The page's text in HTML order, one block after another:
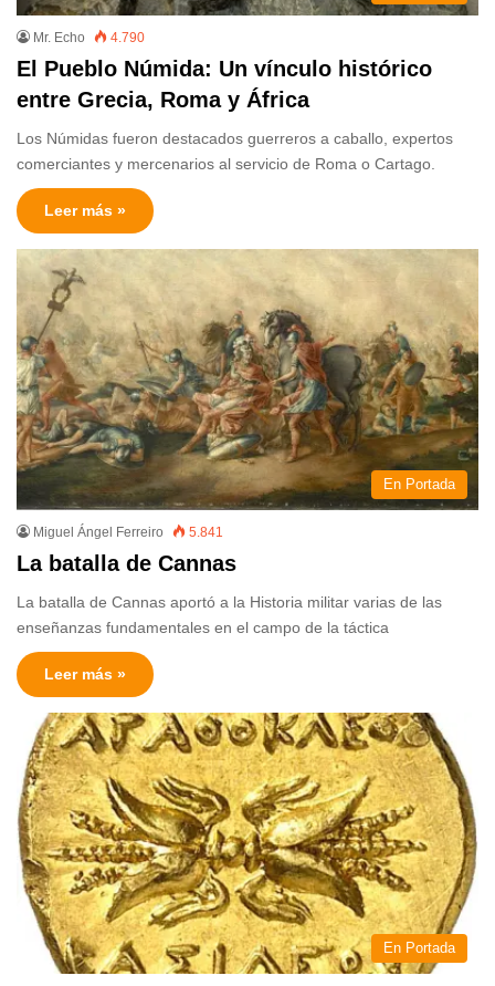
Mr. Echo 4.790
El Pueblo Númida: Un vínculo histórico
entre Grecia, Roma y África
Los Númidas fueron destacados guerreros a caballo, expertos
comerciantes y mercenarios al servicio de Roma o Cartago.
Leer más »
En Portada
Miguel Ángel Ferreiro 5.841
La batalla de Cannas
La batalla de Cannas aportó a la Historia militar varias de las
enseñanzas fundamentales en el campo de la táctica
Leer más »
En Portada